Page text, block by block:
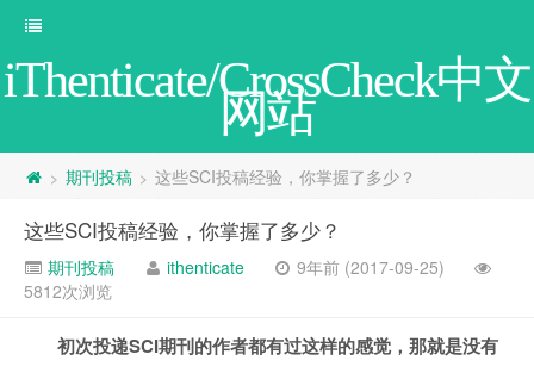
iThenticate/CrossCheck中文
网站
> 期刊投稿 > 这些SCI投稿经验，你掌握了多少？
这些SCI投稿经验，你掌握了多少？
期刊投稿 ithenticate
9年前 (2017-09-25)
5812次浏览
初次投递SCI期刊的作者都有过这样的感觉，那就是没有